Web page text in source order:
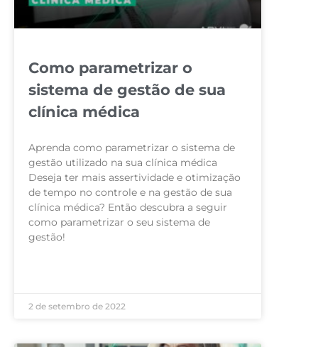
Como parametrizar o
sistema de gestão de sua
clínica médica
Aprenda como parametrizar o sistema de
gestão utilizado na sua clínica médica
Deseja ter mais assertividade e otimização
de tempo no controle e na gestão de sua
clínica médica? Então descubra a seguir
como parametrizar o seu sistema de
gestão!
2 de setembro de 2022